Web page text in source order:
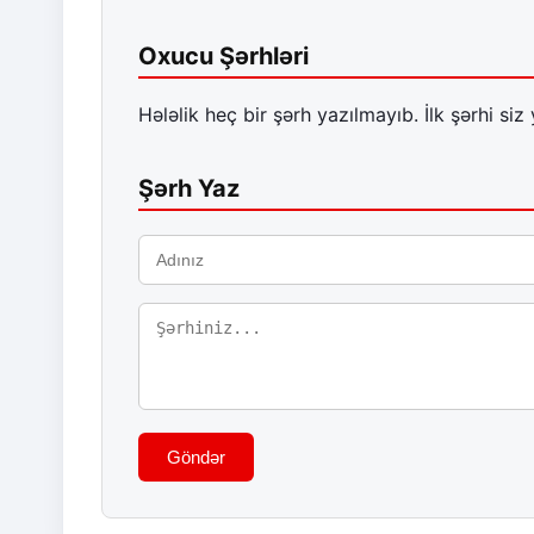
Oxucu Şərhləri
Hələlik heç bir şərh yazılmayıb. İlk şərhi siz
Şərh Yaz
Göndər